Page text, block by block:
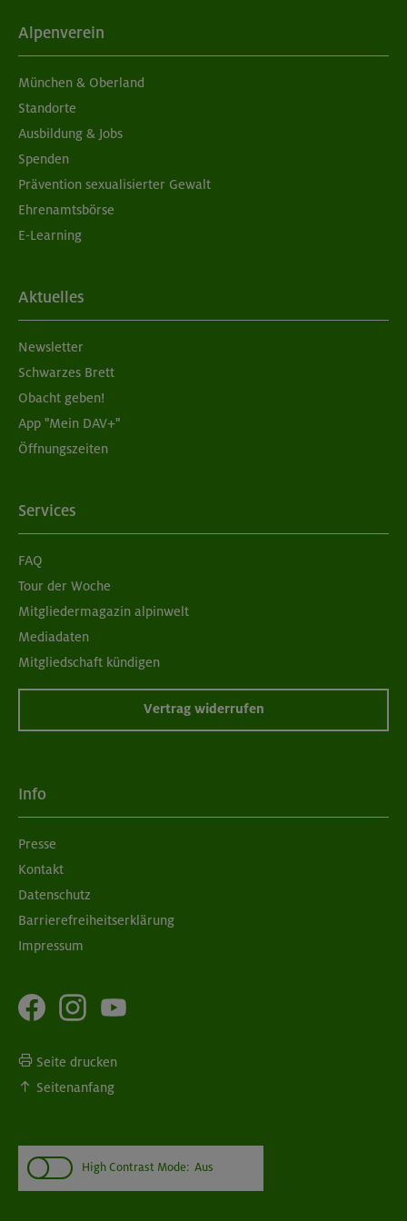
05./06.09.26
Grundkurs Klettern indoor
München
05./06.09.26
Grundkurs Klettern indoor für Frauen
München
07./14./21.09.26
08./09.09.26
Grundkurs Klettern indoor
München
Alpenverein
München & Oberland
Standorte
Ausbildung & Jobs
Spenden
Prävention sexualisierter Gewalt
Ehrenamtsbörse
E-Learning
Aktuelles
Newsletter
Schwarzes Brett
Obacht geben!
App "Mein DAV+"
Öffnungszeiten
Services
FAQ
Tour der Woche
Mitgliedermagazin alpinwelt
Mediadaten
Mitgliedschaft kündigen
Vertrag widerrufen
Info
Presse
Kontakt
Datenschutz
Barrierefreiheitserklärung
Impressum
Seite drucken
Seitenanfang
High Contrast Mode: Aus